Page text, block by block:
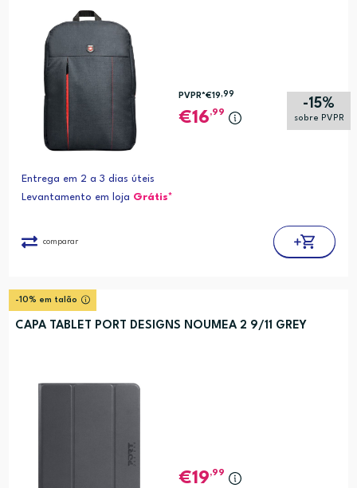
-15%
sobre PVPR
PVPR*€19,99
16,99
Entrega em 2 a 3 dias úteis
Levantamento em loja Grátis*
comparar
-10% em talão
CAPA TABLET PORT DESIGNS NOUMEA 2 9/11 GREY
19,99